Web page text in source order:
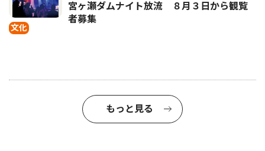
文化
宮ヶ瀬ダムナイト放流 ８月３日から観覧
者募集
もっと見る